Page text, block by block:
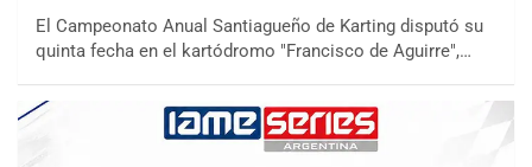
El Campeonato Anual Santiagueño de Karting disputó su
quinta fecha en el kartódromo "Francisco de Aguirre",…